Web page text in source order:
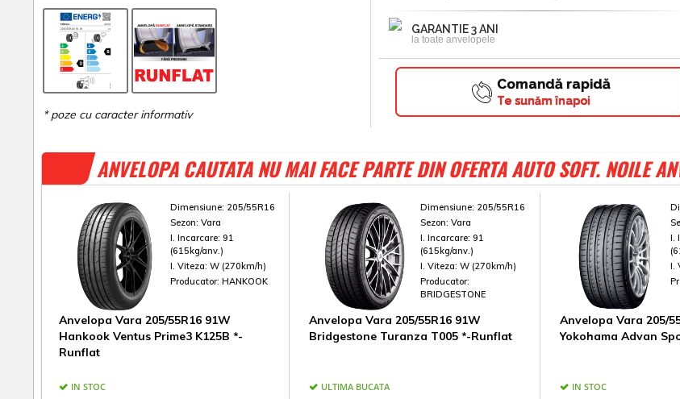
GARANTIE 3 ANI
la toate anvelopele
Comandă rapidă
Te sunăm înapoi
ANVELOPA CAUTATA NU MAI FACE PARTE DIN OFERTA AUTO SOFT. NOILE
Dimensiune: 205/55R16
Sezon: Vara
I. Incarcare: 91
(615kg/anv.)
I. Viteza: W (270km/h)
Producator: HANKOOK
Anvelopa Vara 205/55R16 91W
Hankook Ventus Prime3 K125B *-
Runflat
IN STOC
Dimensiune: 205/55R16
Sezon: Vara
I. Incarcare: 91
(615kg/anv.)
I. Viteza: W (270km/h)
Producator:
BRIDGESTONE
Anvelopa Vara 205/55R16 91W
Bridgestone Turanza T005 *-Runflat
ULTIMA BUCATA
I.
I.
Anvelopa Vara 205/
Yokohama Advan
IN STOC